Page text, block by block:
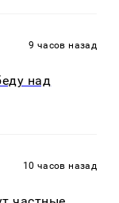
9 часов назад
над
10 часов назад